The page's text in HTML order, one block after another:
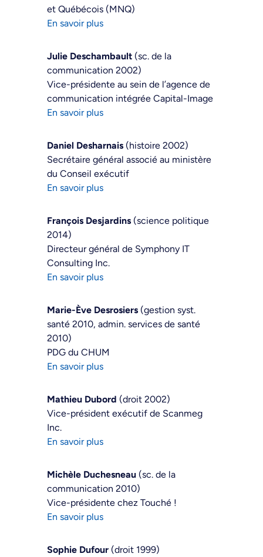
et Québécois (MNQ)
En savoir plus
Julie Deschambault (sc. de la
communication 2002)
Vice-présidente au sein de l’agence de
communication intégrée Capital-Image
En savoir plus
Daniel Desharnais (histoire 2002)
Secrétaire général associé au ministère
du Conseil exécutif
En savoir plus
François Desjardins (science politique
2014)
Directeur général de Symphony IT
Consulting Inc.
En savoir plus
Marie-Ève Desrosiers (gestion syst.
santé 2010, admin. services de santé
2010)
PDG du CHUM
En savoir plus
Mathieu Dubord (droit 2002)
Vice-président exécutif de Scanmeg
Inc.
En savoir plus
Michèle Duchesneau (sc. de la
communication 2010)
Vice-présidente chez Touché !
En savoir plus
Sophie Dufour (droit 1999)